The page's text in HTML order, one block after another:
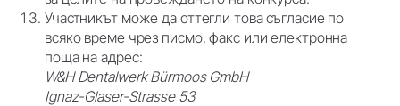
Участникът може да оттегли това съгласие по
всяко време чрез писмо, факс или електронна
поща на адрес:
W&H Dentalwerk Bürmoos GmbH
Ignaz-Glaser-Strasse 53